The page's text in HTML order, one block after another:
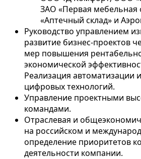
ЗАО «Первая мебельная
«Аптечный склад» и
Руководство управлением
развитие бизнес-проектов
мер повышения
экономической
Реализация автоматизации
цифровых технологий.
Управление проектными
командами.
Отраслевая и
на российском и
определение приоритетов
деятельности компании.